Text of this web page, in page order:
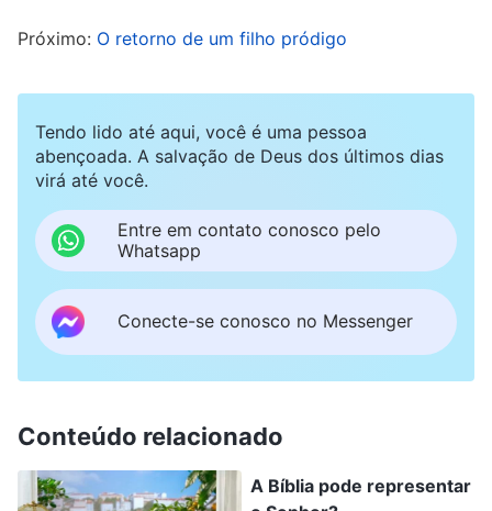
grupos religiosos estavam todos errados, que
que não permitíssemos que fôssemos
enganados e seguíssemos pela senda errada. Já
que ouvia os pastores pregarem muitas vezes
dessa forma, eu disse a mim mesmo: Não posso
me desviar da senda nesse momento crucial da
chegada iminente do Senhor, preciso fazer de
tudo para preservar minha fé no Senhor.
recebi uma ligação inesperada da irmã Zhu. A
buscadora ativa da verdade em nossa igreja, e
Próximo: O retorno de um filho pródigo
Tendo lido até aqui, você é uma pessoa
abençoada. A salvação de Deus dos últimos dias
virá até você.
Entre em contato conosco pelo
Whatsapp
Conecte-se conosco no Messenger
Conteúdo relacionado
A Bíblia pode representar